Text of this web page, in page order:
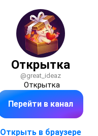
Открытка
@great_ideaz
Открытка
Перейти в канал
Открыть в браузере